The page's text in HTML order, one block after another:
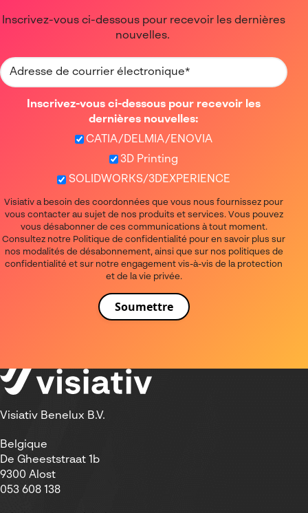
Inscrivez-vous ci-dessous pour recevoir les dernières
nouvelles.
Inscrivez-vous ci-dessous pour recevoir les
dernières nouvelles:
CATIA/DELMIA/ENOVIA
3D Printing
SOLIDWORKS/3DEXPERIENCE
Visiativ a besoin des coordonnées que vous nous fournissez pour
vous contacter au sujet de nos produits et services. Vous pouvez
vous désabonner de ces communications à tout moment.
Consultez notre Politique de confidentialité pour en savoir plus sur
nos modalités de désabonnement, ainsi que sur nos politiques de
confidentialité et sur notre engagement vis-à-vis de la protection
et de la vie privée.
Visiativ Benelux B.V.
Belgique
De Gheeststraat 1b
9300 Alost
053 608 138